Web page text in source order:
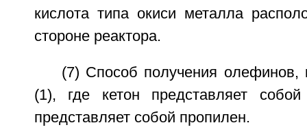
кислота типа окиси металла
стороне реактора.
(7) Способ получения
(1), где кетон представляет
представляет собой пропилен.